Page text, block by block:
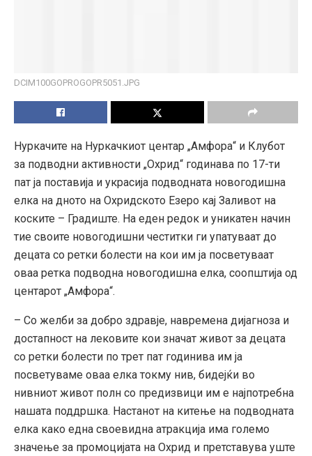
DCIM100GOPROGOPR5051.JPG
Нуркачите на Нуркачкиот центар „Амфора“ и Клубот
за подводни активности „Охрид“ годинава по 17-ти
пат ја поставија и украсија подводната новогодишна
елка на дното на Охридското Eзеро кај Заливот на
коските – Градиште. На еден редок и уникатен начин
тие своите новогодишни честитки ги упатуваат до
децата со ретки болести на кои им ја посветуваат
оваа ретка подводна новогодишна елка, соопштија од
центарот „Амфора“.
– Со желби за добро здравје, навремена дијагноза и
достапност на лековите кои значат живот за децата
со ретки болести по трет пат годинива им ја
посветуваме оваа елка токму нив, бидејќи во
нивниот живот полн со предизвици им е најпотребна
нашата поддршка. Настанот на китење на подводната
елка како една своевидна атракција има големо
значење за промоцијата на Охрид и претставува уште